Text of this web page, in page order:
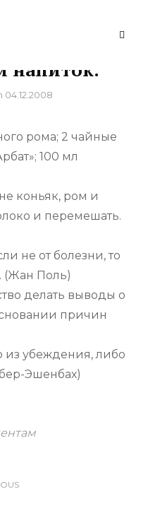
напиток.
04.12.2008
рома; 2 чайные
100 мл
коньяк, ром и
и перемешать.
не от болезни, то
(Жан Поль)
делать выводы о
причин
из убеждения, либо
Эшенбах)